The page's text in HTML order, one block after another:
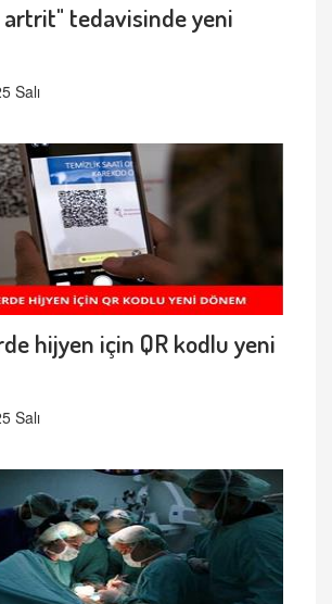
artrit" tedavisinde yeni
Salı
hijyen için QR kodlu yeni
Salı